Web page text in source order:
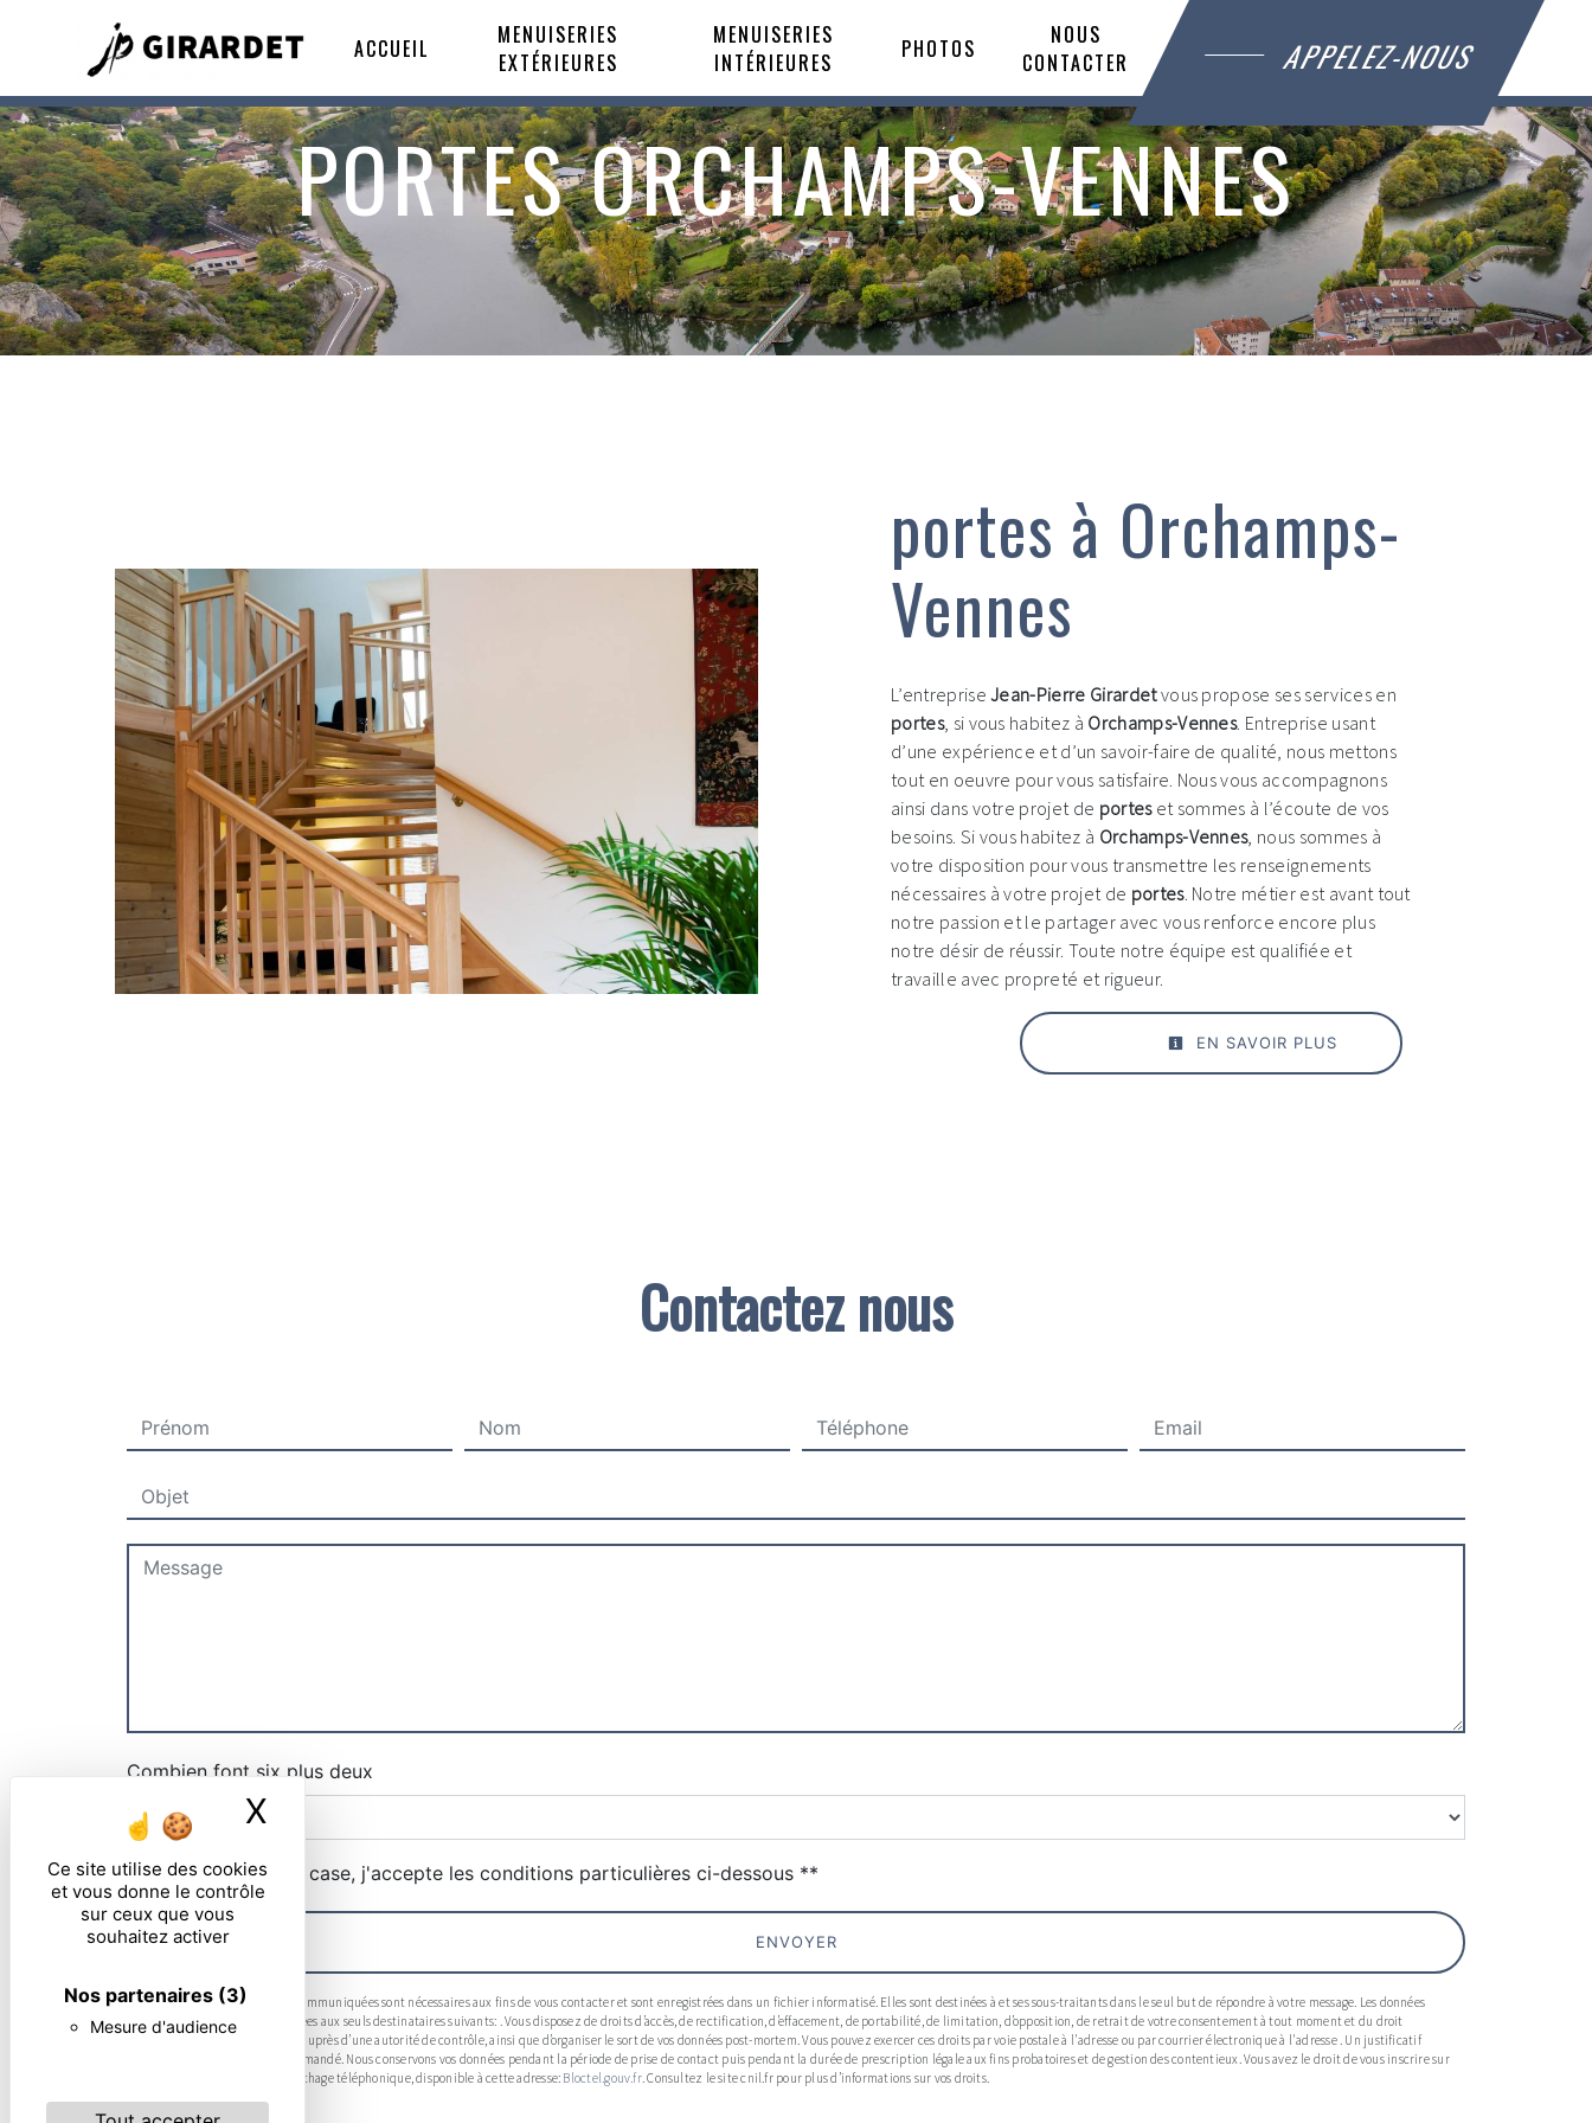
Ce site utilise des cookies
et vous donne le contrôle
sur ceux que vous
souhaitez activer
Nos partenaires (3)
Mesure d'audience
X
ACCUEIL
MENUISERIES
EXTÉRIEURES
MENUISERIES
INTÉRIEURES
PHOTOS
NOUS
CONTACTER
APPELEZ-NOUS
PORTES ORCHAMPS-VENNES
portes à Orchamps-
Vennes
L’entrepriseJean-Pierre Girardetvous propose ses services en
portes, si vous habitez à Orchamps-Vennes. Entreprise usant
d’une expérience et d’un savoir-faire de qualité, nous mettons
tout en oeuvre pour vous satisfaire. Nous vous accompagnons
ainsi dans votre projet de porteset sommes à l’écoute de vos
besoins. Si vous habitez à Orchamps-Vennes, nous sommes à
votre disposition pour vous transmettre les renseignements
nécessaires à votre projet de portes. Notre métier est avant tout
notre passion et le partager avec vous renforce encore plus
notre désir de réussir. Toute notre équipe est qualifiée et
travaille avec propreté et rigueur.
EN SAVOIR PLUS
Contactez nous
Combien font six plus deux
En cochant cette case, j'accepte les conditions particulières ci-dessous **
ENVOYER
** Les données personnelles communiquées sont nécessaires aux fins de vous contacter et sont enregistrées dans un fichier informatisé. Elles sont destinées à et ses sous-traitants dans le seul but de répondre à votre message. Les données
collectées seront communiquées aux seuls destinataires suivants: . Vous disposez de droits d’accès, de rectification, d’effacement, de portabilité, de limitation, d’opposition, de retrait de votre consentement à tout moment et du droit
d’introduire une réclamation auprès d’une autorité de contrôle, ainsi que d’organiser le sort de vos données post-mortem. Vous pouvez exercer ces droits par voie postale à l'adresse ou par courrier électronique à l'adresse . Un justificatif
d'identité pourra vous être demandé. Nous conservons vos données pendant la période de prise de contact puis pendant la durée de prescription légale aux fins probatoires et de gestion des contentieux. Vous avez le droit de vous inscrire sur
la liste d'opposition au démarchage téléphonique, disponible à cette adresse: Bloctel.gouv.fr. Consultez le site cnil.fr pour plus d’informations sur vos droits.